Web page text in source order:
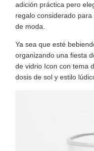
adición práctica pero
regalo considerado
de moda.
Ya sea que esté
organizando una fiesta
de vidrio Icon con tema
dosis de sol y estilo